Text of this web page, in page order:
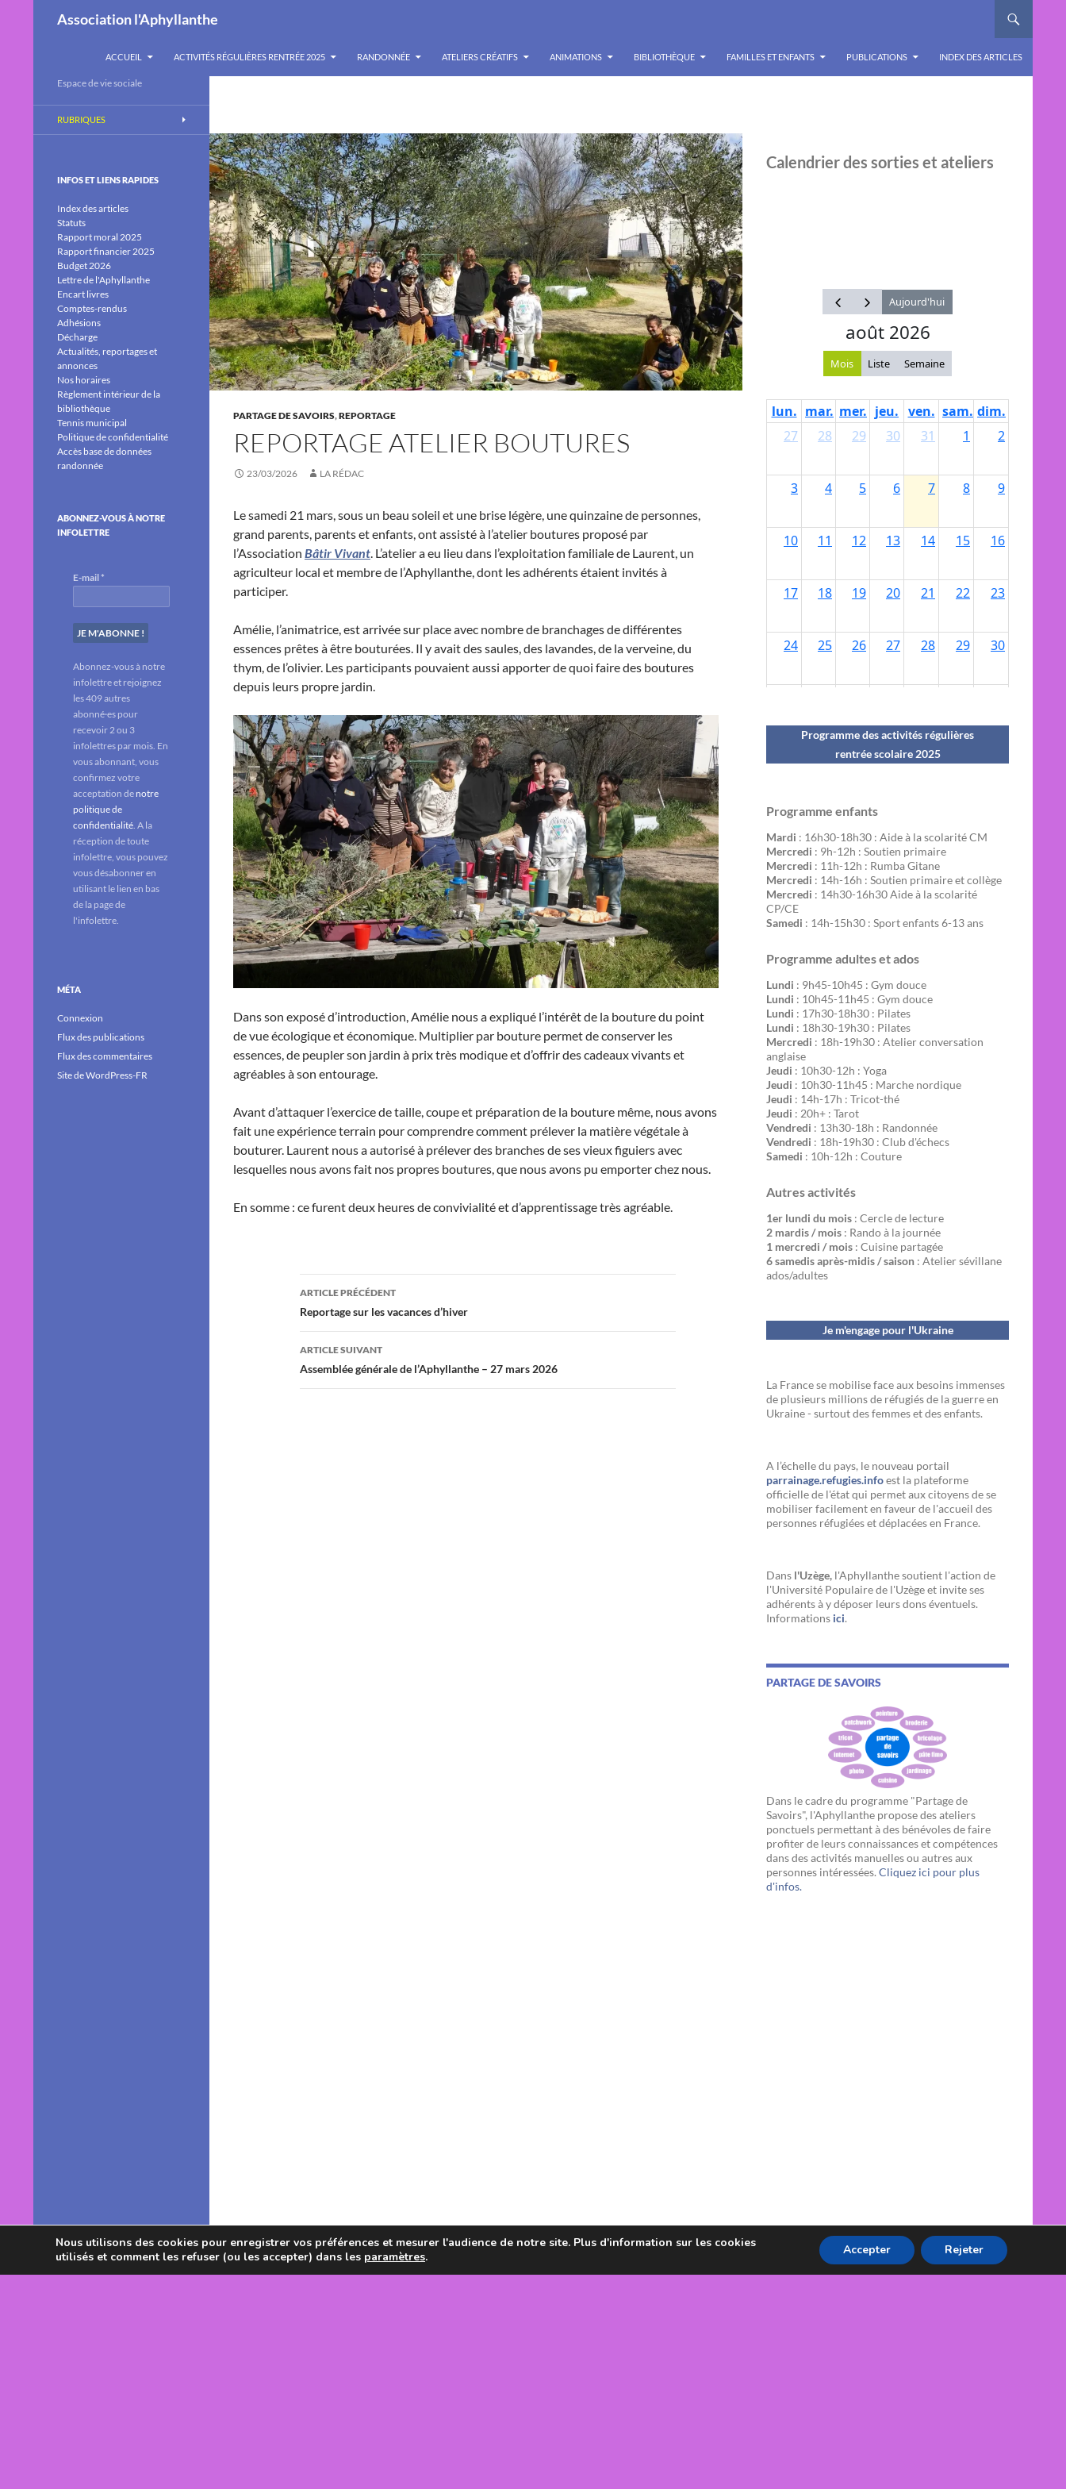
Association l'Aphyllanthe
ACCUEIL
ACTIVITÉS RÉGULIÈRES RENTRÉE 2025 RANDONNÉE ATELIERS CRÉATIFS ANIMATIONS BIBLIOTHÈQUE FAMILLES ET ENFANTS PUBLICATIONS INDEX DES ARTICLES
PARTAGE DE SAVOIRS,REPORTAGE
REPORTAGE ATELIER BOUTURES
23/03/2026 LA RÉDAC
Le samedi 21 mars, sous un beau soleil et une brise légère, une quinzaine de personnes,
grand parents, parents et enfants, ont assisté à l’atelier boutures proposé par
l’Association Bâtir Vivant. L’atelier a eu lieu dans l’exploitation familiale de Laurent, un
agriculteur local et membre de l’Aphyllanthe, dont les adhérents étaient invités à
participer.
Amélie, l’animatrice, est arrivée sur place avec nombre de branchages de différentes
essences prêtes à être bouturées. Il y avait des saules, des lavandes, de la verveine, du
thym, de l’olivier. Les participants pouvaient aussi apporter de quoi faire des boutures
depuis leurs propre jardin.
Dans son exposé d’introduction, Amélie nous a expliqué l’intérêt de la bouture du point
de vue écologique et économique. Multiplier par bouture permet de conserver les
essences, de peupler son jardin à prix très modique et d’offrir des cadeaux vivants et
agréables à son entourage.
Avant d’attaquer l’exercice de taille, coupe et préparation de la bouture même, nous avons
fait une expérience terrain pour comprendre comment prélever la matière végétale à
bouturer. Laurent nous a autorisé à prélever des branches de ses vieux figuiers avec
lesquelles nous avons fait nos propres boutures, que nous avons pu emporter chez nous.
En somme : ce furent deux heures de convivialité et d’apprentissage très agréable.
Navigation
des
articles
ARTICLE PRÉCÉDENT
Reportage sur les vacances d’hiver
ARTICLE SUIVANT
Assemblée générale de l’Aphyllanthe – 27 mars 2026
Calendrier des sorties et ateliers
Programme des activités régulières
rentrée scolaire 2025
Programme enfants
Mardi : 16h30-18h30 : Aide à la scolarité CM
Mercredi : 9h-12h : Soutien primaire
Mercredi : 11h-12h : Rumba Gitane
Mercredi : 14h-16h : Soutien primaire et collège
Mercredi : 14h30-16h30 Aide à la scolarité
CP/CE
Samedi : 14h-15h30 : Sport enfants 6-13 ans
Programme adultes et ados
Lundi : 9h45-10h45 : Gym douce
Lundi : 10h45-11h45 : Gym douce
Lundi : 17h30-18h30 : Pilates
Lundi : 18h30-19h30 : Pilates
Mercredi : 18h-19h30 : Atelier conversation
anglaise
Jeudi : 10h30-12h : Yoga
Jeudi : 10h30-11h45 : Marche nordique
Jeudi : 14h-17h : Tricot-thé
Jeudi : 20h+ : Tarot
Vendredi : 13h30-18h : Randonnée
Vendredi : 18h-19h30 : Club d'échecs
Samedi : 10h-12h : Couture
Autres activités
1er lundi du mois : Cercle de lecture
2 mardis / mois : Rando à la journée
1 mercredi / mois : Cuisine partagée
6 samedis après-midis / saison : Atelier sévillane
ados/adultes
Je m'engage pour l'Ukraine
La France se mobilise face aux besoins immenses
de plusieurs millions de réfugiés de la guerre en
Ukraine - surtout des femmes et des enfants.
A l’échelle du pays, le nouveau portail
parrainage.refugies.infoest la plateforme
officielle de l'état qui permet aux citoyens de se
mobiliser facilement en faveur de l'accueil des
personnes réfugiées et déplacées en France.
Dans l'Uzège, l'Aphyllanthe soutient l'action de
l'Université Populaire de l'Uzège et invite ses
adhérents à y déposer leurs dons éventuels.
Informations ici.
PARTAGE DE SAVOIRS
Dans le cadre du programme "Partage de
Savoirs", l'Aphyllanthe propose des ateliers
ponctuels permettant à des bénévoles de faire
profiter de leurs connaissances et compétences
dans des activités manuelles ou autres aux
personnes intéressées. Cliquez ici pour plus
d'infos.
Espace de vie sociale
RUBRIQUES
INFOS ET LIENS RAPIDES
Index des articles
Statuts
Rapport moral 2025
Rapport financier 2025
Budget 2026
Lettre de l'Aphyllanthe
Encart livres
Comptes-rendus
Adhésions
Décharge
Actualités, reportages et
annonces
Nos horaires
Règlement intérieur de la
bibliothèque
Tennis municipal
Politique de confidentialité
Accès base de données
randonnée
ABONNEZ-VOUS À NOTRE
INFOLETTRE
E-mail*
Abonnez-vous à notre
infolettre et rejoignez
les 409 autres
abonné·es pour
recevoir 2 ou 3
infolettres par mois. En
vous abonnant, vous
confirmez votre
acceptation de notre
politique de
confidentialité. A la
réception de toute
infolettre, vous pouvez
vous désabonner en
utilisant le lien en bas
de la page de
l'infolettre.
MÉTA
Connexion
Flux des publications
Flux des commentaires
Site de WordPress-FR
Nous utilisons des cookies pour enregistrer vos préférences et mesurer l'audience de notre site. Plus d'information sur les cookies
utilisés et comment les refuser (ou les accepter) dans les paramètres. Accepter Rejeter